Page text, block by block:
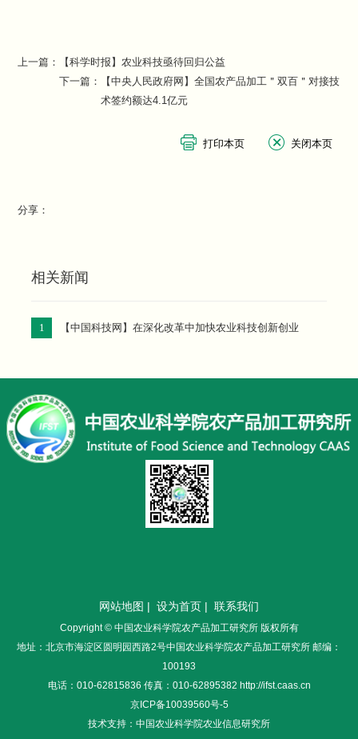
上一篇：
【科学时报】农业科技亟待回归公益
下一篇：
【中央人民政府网】全国农产品加工＂双百＂对接技
术签约额达4.1亿元
分享：
相关新闻
1 【中国科技网】在深化改革中加快农业科技创新创业
网站地图 | 设为首页 | 联系我们
Copyright © 中国农业科学院农产品加工研究所 版权所有
地址：北京市海淀区圆明园西路2号中国农业科学院农产品加工研究所 邮编：
100193
电话：010-62815836 传真：010-62895382 http://ifst.caas.cn
京ICP备10039560号-5
技术支持：中国农业科学院农业信息研究所